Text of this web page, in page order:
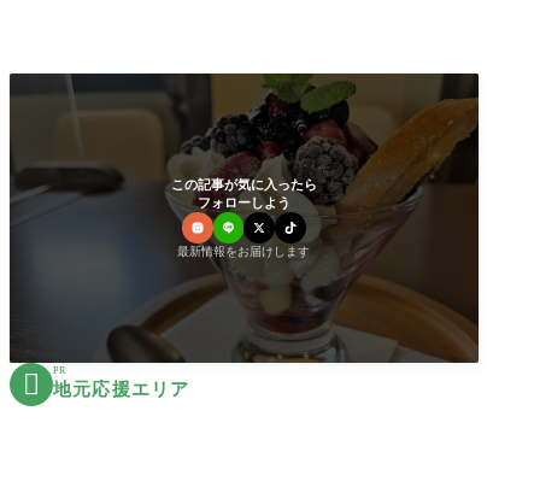
この記事が気に入ったら
フォローしよう
最新情報をお届けします
 PR
地元応援エリア